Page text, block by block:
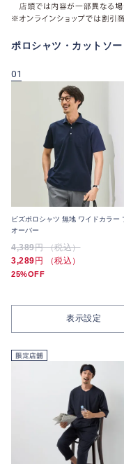
ポロシャツ・カットソ
01
ビズポロシャツ 無地 ワイドカラー
オーバー
4,389円 （税込）
3,289 円 （税込）
25%OFF
表示設定